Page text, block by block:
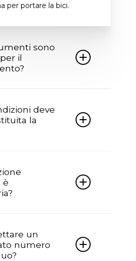
per portare la bici.
sono
il
in possesso della carta
codice fiscale,
conto corrente e per
deve
la
condizioni, con le
programmate
alla
e accessori originali.
è
omaggiata da
tutta la durata del
un
numero